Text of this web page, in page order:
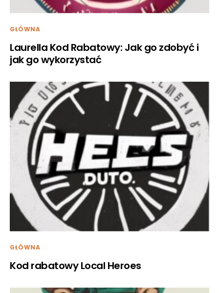
GŁÓWNA
Laurella Kod Rabatowy: Jak go zdobyć i
jak go wykorzystać
GŁÓWNA
Kod rabatowy Local Heroes